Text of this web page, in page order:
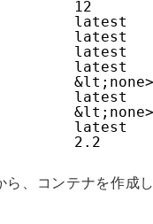
12
latest
latest
latest
latest
latest
latest
2.2
ら、コンテナを作成し